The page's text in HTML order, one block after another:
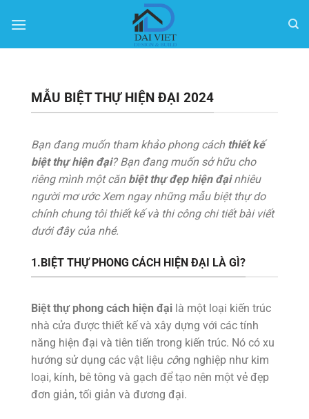
qua
MẪU BIỆT THỰ HIỆN ĐẠI 2024
Bạn đang muốn tham khảo phong cách thiết kế
biệt thự hiện đại? Bạn đang muốn sở hữu cho
riêng mình một căn biệt thự đẹp hiện đạinhiêu
người mơ ước Xem ngay những mẫu biệt thự do
chính chung tôi thiết kế và thi công chi tiết bài viết
dưới đây của nhé.
1.BIỆT THỰ PHONG CÁCH HIỆN ĐẠI LÀ GÌ?
Biệt thự phong cách hiện đại là một loại kiến trúc
nhà cửa được thiết kế và xây dựng với các tính
năng hiện đại và tiên tiến trong kiến trúc. Nó có xu
hướng sử dụng các vật liệu công nghiệp như kim
loại, kính, bê tông và gạch để tạo nên một vẻ đẹp
đơn giản, tối giản và đương đại.